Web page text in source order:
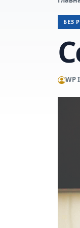
БЕЗ
WP